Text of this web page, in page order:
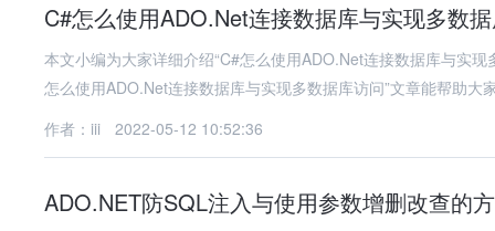
C#怎么使用ADO.Net连接数据库与实现多数
本文小编为大家详细介绍“C#怎么使用ADO.Net连接数据库与实
怎么使用ADO.Net连接数据库与实现多数据库访问”文章能帮助大
作者：iii
2022-05-12 10:52:36
ADO.NET防SQL注入与使用参数增删改查的